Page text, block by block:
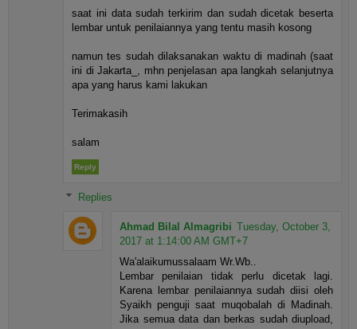
saat ini data sudah terkirim dan sudah dicetak beserta
lembar untuk penilaiannya yang tentu masih kosong
namun tes sudah dilaksanakan waktu di madinah (saat
ini di Jakarta_, mhn penjelasan apa langkah selanjutnya
apa yang harus kami lakukan
Terimakasih
salam
Reply
Replies
Ahmad Bilal Almagribi Tuesday, October 3,
2017 at 1:14:00 AM GMT+7
Wa'alaikumussalaam Wr.Wb..
Lembar penilaian tidak perlu dicetak lagi.
Karena lembar penilaiannya sudah diisi oleh
Syaikh penguji saat muqobalah di Madinah.
Jika semua data dan berkas sudah diupload,